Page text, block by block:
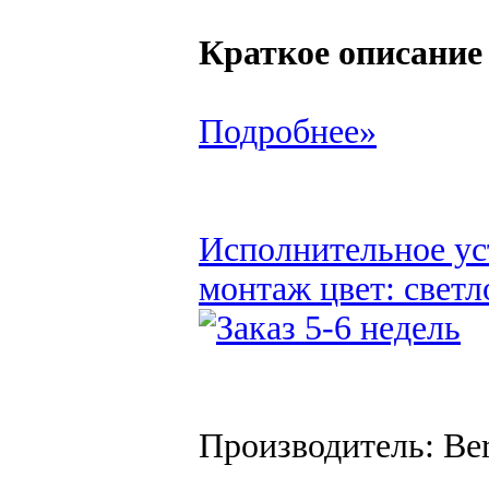
Краткое описание
Подробнее»
Исполнительное
монтаж цвет:
Производитель: